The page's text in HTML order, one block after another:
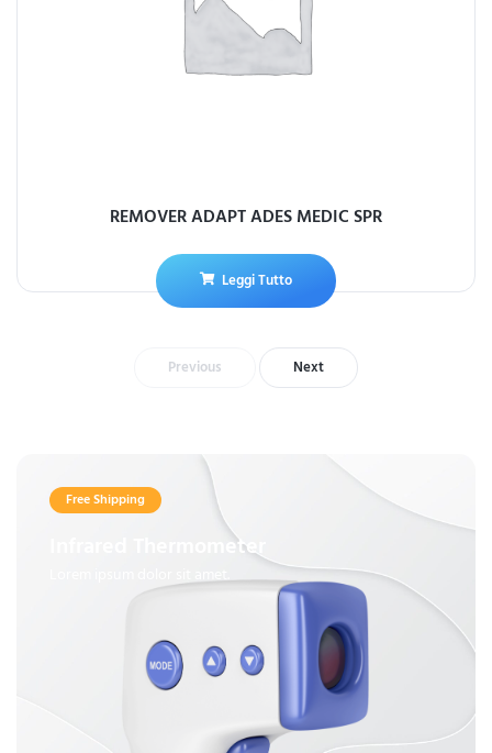
REMOVER ADAPT ADES MEDIC SPR
Leggi Tutto
Previous Next
Free Shipping
Infrared Thermometer
Lorem ipsum dolor sit amet.